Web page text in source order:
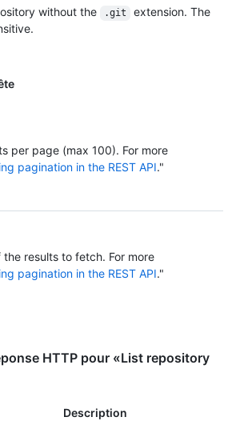
without the
.git
extension. The
per page (max 100). For more
pagination in the REST API."
results to fetch. For more
pagination in the REST API."
HTTP pour «List repository
Description